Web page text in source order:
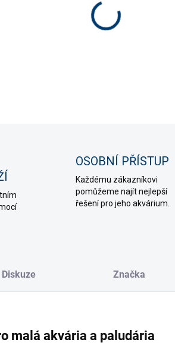
Tekuté
OSOBNÍ PŘÍSTUP
Každému zákazníkovi
pomůžeme najít nejlepší
řešení pro jeho akvárium.
Diskuze Značka
malá akvária a paludária